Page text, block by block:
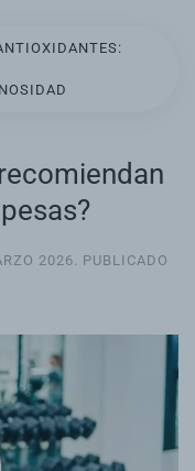
2026. PUBLICADO